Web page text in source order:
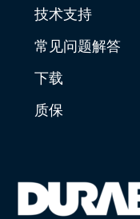
技术支持
常见问题解答
下载
质保